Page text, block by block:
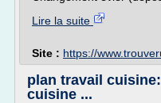
Lire la suite
Site : https://
plan travail
cuisine ...